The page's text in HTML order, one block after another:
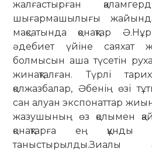
жалғастырған
шығармашылығы
мақсатында қонақтар
әдебиет үйіне саяхат
болмысын аша түсетін
жинақталған. Түрлі
қолжазбалар, Әбенің өзі
сан алуан экспонаттар
жазушының өз қолымен
қонақтарға ең құнды
таныстырылды.Зиалы